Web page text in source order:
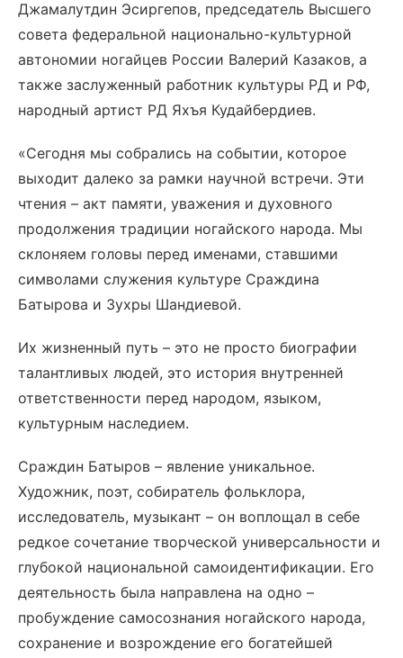
Джамалутдин Эсиргепов, председатель Высшего
совета федеральной национально-культурной
автономии ногайцев России Валерий Казаков, а
также заслуженный работник культуры РД и РФ,
народный артист РД Яхъя Кудайбердиев.
«Сегодня мы собрались на событии, которое
выходит далеко за рамки научной встречи. Эти
чтения – акт памяти, уважения и духовного
продолжения традиции ногайского народа. Мы
склоняем головы перед именами, ставшими
символами служения культуре Сраждина
Батырова и Зухры Шандиевой.
Их жизненный путь – это не просто биографии
талантливых людей, это история внутренней
ответственности перед народом, языком,
культурным наследием.
Сраждин Батыров – явление уникальное.
Художник, поэт, собиратель фольклора,
исследователь, музыкант – он воплощал в себе
редкое сочетание творческой универсальности и
глубокой национальной самоидентификации. Его
деятельность была направлена на одно –
пробуждение самосознания ногайского народа,
сохранение и возрождение его богатейшей